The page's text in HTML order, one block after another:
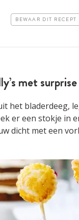
BEWAAR DIT RECEPT
met surprise
het bladerdeeg,
er een stokje in
dicht met een